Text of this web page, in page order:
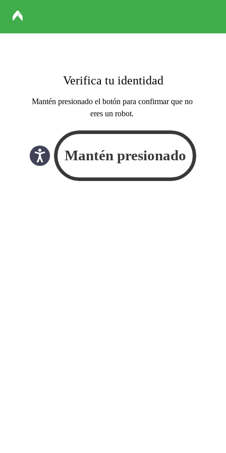
Verifica tu identidad
Mantén presionado el botón para confirmar que no
eres un robot.